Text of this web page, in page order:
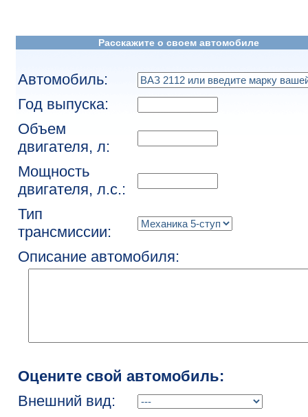
Расскажите о своем автомобиле
Автомобиль:
Год выпуска:
Объем
двигателя, л:
Мощность
двигателя, л.с.:
Тип
трансмиссии:
Описание автомобиля:
Оцените свой автомобиль:
Внешний вид: